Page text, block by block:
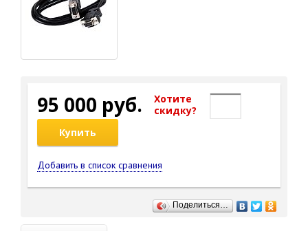
95 000 руб.
Хотите
cкидку?
Купить
Добавить в список сравнения
Поделиться…